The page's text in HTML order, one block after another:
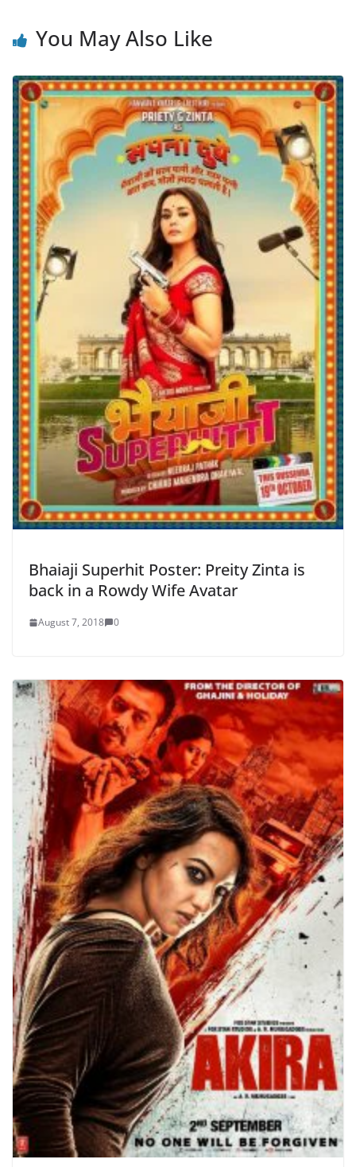
You May Also Like
Bhaiaji Superhit Poster: Preity Zinta is
back in a Rowdy Wife Avatar
August 7, 2018 0